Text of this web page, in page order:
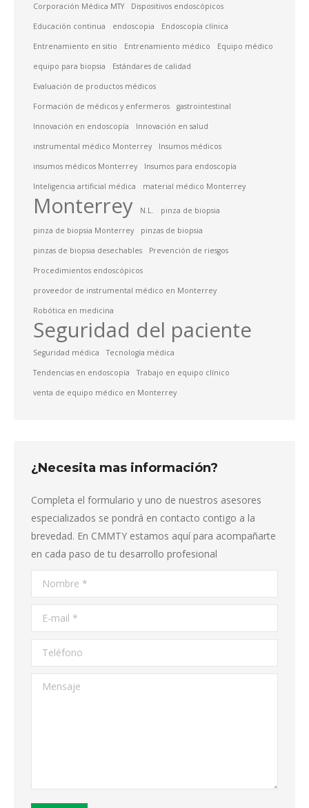
Corporación Médica MTY Dispositivos endoscópicos
Educación continua endoscopia Endoscopía clínica
Entrenamiento en sitio Entrenamiento médico Equipo médico
equipo para biopsia Estándares de calidad
Evaluación de productos médicos
Formación de médicos y enfermeros gastrointestinal
Innovación en endoscopía Innovación en salud
instrumental médico Monterrey Insumos médicos
insumos médicos Monterrey Insumos para endoscopía
Inteligencia artificial médica material médico Monterrey
Monterrey N.L. pinza de biopsia
pinza de biopsia Monterrey pinzas de biopsia
pinzas de biopsia desechables Prevención de riesgos
Procedimientos endoscópicos
proveedor de instrumental médico en Monterrey
Robótica en medicina
Seguridad del paciente
Seguridad médica Tecnología médica
Tendencias en endoscopía Trabajo en equipo clínico
venta de equipo médico en Monterrey
¿Necesita mas información?
Completa el formulario y uno de nuestros asesores
especializados se pondrá en contacto contigo a la
brevedad. En CMMTY estamos aquí para acompañarte
en cada paso de tu desarrollo profesional
Nombre *
E-mail *
Teléfono
Mensaje